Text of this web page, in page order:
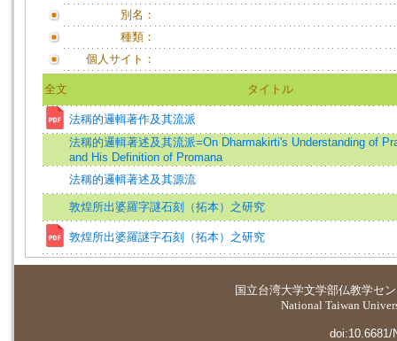
別名：
種類：
個人サイト：
全文 タイトル
法稱的邏輯著作及其流派
法稱的邏輯著述及其流派=On Dharmakirti's Understanding of
and His Definition of Promana
法稱的邏輯著述及其源流
敦煌所出婆羅字謎石刻（拓本）之研究
敦煌所出婆羅謎字石刻（拓本）之研究
国立台湾大学文学部仏教学セ
National Taiwan
doi:10.6681/